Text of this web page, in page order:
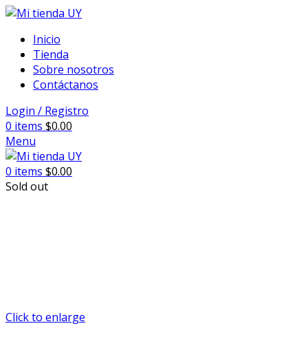
Inicio
Tienda
Sobre nosotros
Contáctanos
Login / Registro
0 items $0.00
Menu
0 items $0.00
Sold out
Click to enlarge